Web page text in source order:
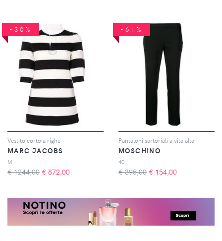
-30%
Vestito corto a righe
MARC JACOBS
M
€ 1244,00 € 872,00
-61%
Pantaloni sartoriali a vita alta
MOSCHINO
40
€ 395,00 € 154,00